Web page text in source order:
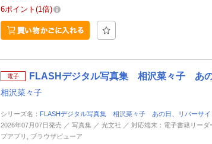
6ポイント 1倍
電子 FLASHデジタル写真集 相沢菜々子 あの
相沢菜々子
シリーズ名： FLASHデジタル写真集 相沢菜々子 あの日、リバーサイ
2026年07月07日発売 ／ 写真集 ／ 光文社 ／ 対応端末：電子書籍リーダ
プアプリ, ブラウザビューア